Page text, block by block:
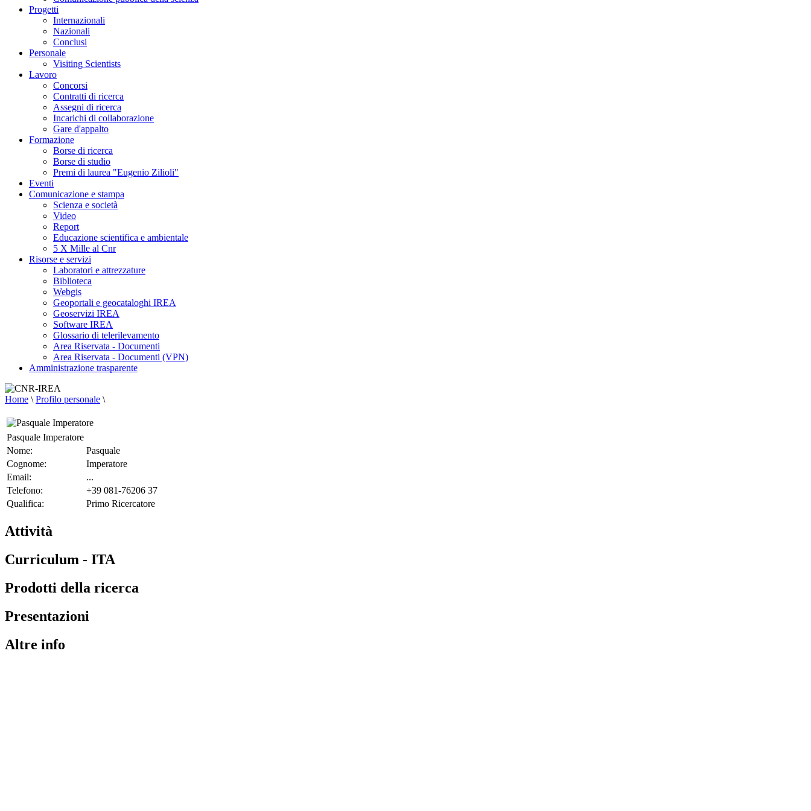
Progetti
Internazionali
Nazionali
Conclusi
Personale
Visiting Scientists
Lavoro
Concorsi
Contratti di ricerca
Assegni di ricerca
Incarichi di collaborazione
Gare d'appalto
Formazione
Borse di ricerca
Borse di studio
Premi di laurea "Eugenio Zilioli"
Eventi
Comunicazione e stampa
Scienza e società
Video
Report
Educazione scientifica e ambientale
5 X Mille al Cnr
Risorse e servizi
Laboratori e attrezzature
Biblioteca
Webgis
Geoportali e geocataloghi IREA
Geoservizi IREA
Software IREA
Glossario di telerilevamento
Area Riservata - Documenti
Area Riservata - Documenti (VPN)
Amministrazione trasparente
Home \ Profilo personale \
Pasquale Imperatore
Nome:
Pasquale
Cognome:
Imperatore
Email:
...
Telefono:
+39 081-76206 37
Qualifica:
Primo Ricercatore
Attività
Curriculum - ITA
Prodotti della ricerca
Presentazioni
Altre info